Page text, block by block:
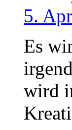
5.
Es
wird